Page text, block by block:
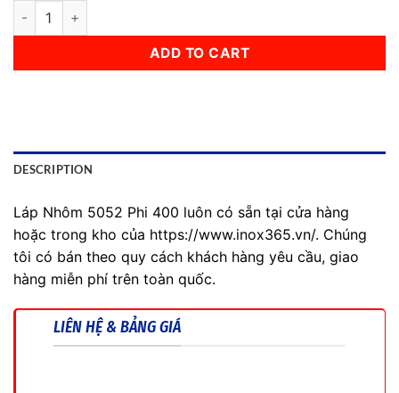
Láp Nhôm 5052 Phi 400 quantity
ADD TO CART
DESCRIPTION
Láp Nhôm 5052 Phi 400 luôn có sẵn tại cửa hàng
hoặc trong kho của https://www.inox365.vn/. Chúng
tôi có bán theo quy cách khách hàng yêu cầu, giao
hàng miễn phí trên toàn quốc.
LIÊN HỆ & BẢNG GIÁ